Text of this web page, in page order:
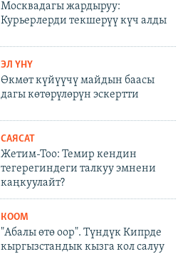
Москвадагы жардыруу:
Курьерлерди текшерүү күч алды
ЭЛ ҮНҮ
Өкмөт күйүүчү майдын баасы
дагы көтөрүлөрүн эскертти
САЯСАТ
Жетим-Тоо: Темир кендин
тегерегиндеги талкуу эмнени
каңкуулайт?
КООМ
"Абалы өтө оор". Түндүк Кипрде
кыргызстандык кызга кол салуу